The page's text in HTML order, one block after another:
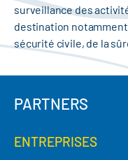
surveillance des
destination
sécurité civile, de la
PARTNERS
ENTREPRISES